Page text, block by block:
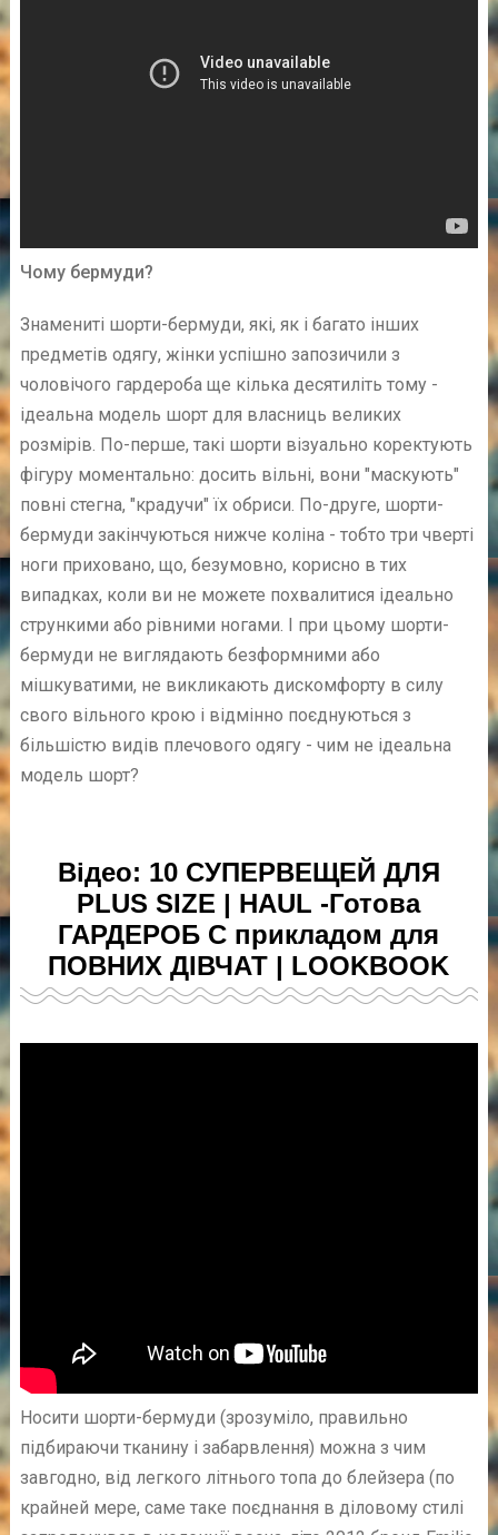
Чому бермуди?
Знамениті шорти-бермуди, які, як і багато інших
предметів одягу, жінки успішно запозичили з
чоловічого гардероба ще кілька десятиліть тому -
ідеальна модель шорт для власниць великих
розмірів. По-перше, такі шорти візуально коректують
фігуру моментально: досить вільні, вони "маскують"
повні стегна, "крадучи" їх обриси. По-друге, шорти-
бермуди закінчуються нижче коліна - тобто три чверті
ноги приховано, що, безумовно, корисно в тих
випадках, коли ви не можете похвалитися ідеально
стрункими або рівними ногами. І при цьому шорти-
бермуди не виглядають безформними або
мішкуватими, не викликають дискомфорту в силу
свого вільного крою і відмінно поєднуються з
більшістю видів плечового одягу - чим не ідеальна
модель шорт?
Відео: 10 СУПЕРВЕЩЕЙ ДЛЯ
PLUS SIZE | HAUL -Готова
ГАРДЕРОБ C прикладом для
ПОВНИХ ДІВЧАТ | LOOKBOOK
Носити шорти-бермуди (зрозуміло, правильно
підбираючи тканину і забарвлення) можна з чим
завгодно, від легкого літнього топа до блейзера (по
крайней мере, саме таке поєднання в діловому стилі